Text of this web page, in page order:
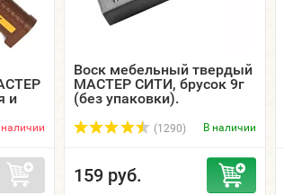
и
Воск мебельный твердый
МАСТЕР СИТИ, брусок 9г
(без упаковки).
(1290) В наличии
159 руб.